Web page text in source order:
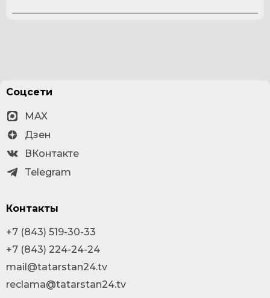
Соцсети
MAX
Дзен
ВКонтакте
Telegram
Контакты
+7 (843) 519-30-33
+7 (843) 224-24-24
mail@tatarstan24.tv
reclama@tatarstan24.tv